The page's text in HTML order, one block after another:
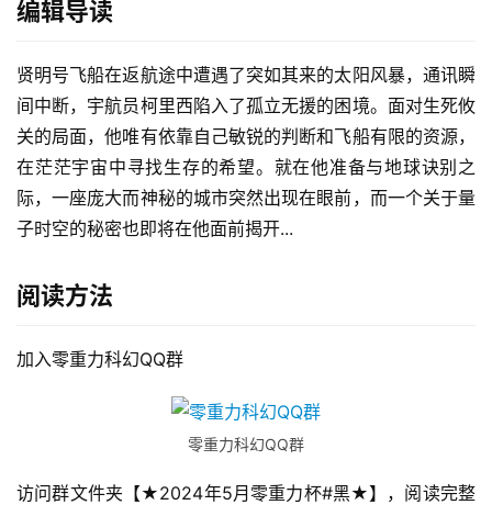
编辑导读
贤明号飞船在返航途中遭遇了突如其来的太阳风暴，通讯瞬
间中断，宇航员柯里西陷入了孤立无援的困境。面对生死攸
关的局面，他唯有依靠自己敏锐的判断和飞船有限的资源，
在茫茫宇宙中寻找生存的希望。就在他准备与地球诀别之
际，一座庞大而神秘的城市突然出现在眼前，而一个关于量
子时空的秘密也即将在他面前揭开...
阅读方法
加入零重力科幻QQ群
零重力科幻QQ群
访问群文件夹【★2024年5月零重力杯#黑★】，阅读完整